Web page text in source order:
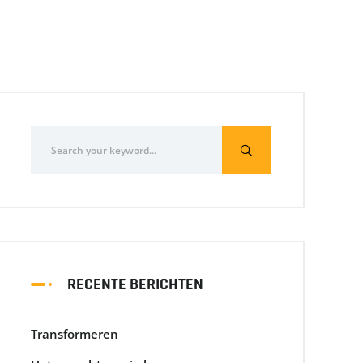
RECENTE BERICHTEN
Transformeren